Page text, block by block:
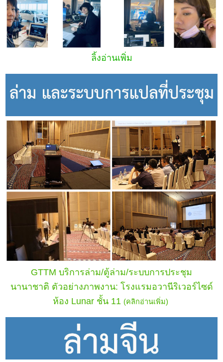
ลิ้งอ่านเพิ่ม
GTTM บริการล่าม/ตู้ล่าม/ระบบการประชุม
นานาชาติ ตัวอย่างภาพงาน: โรงแรมอวานีริเวอร์ไซด์
ห้อง Lunar ชั้น 11 (คลิกอ่านเพิ่ม)